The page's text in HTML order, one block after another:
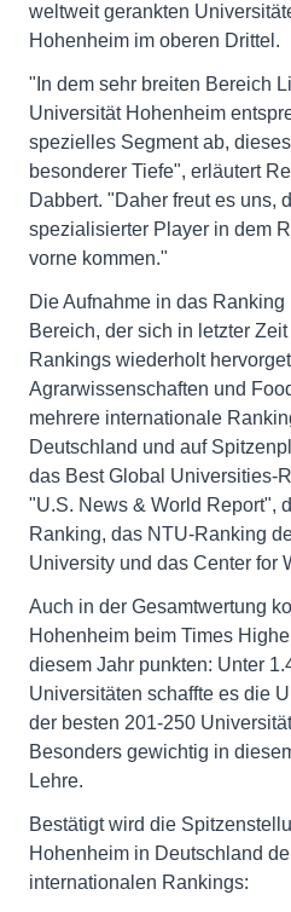
weltweit gerankten
Hohenheim im oberen Drittel.
"In dem sehr breiten Bereich
Universität Hohenheim
spezielles Segment ab,
besonderer Tiefe", erläutert
Dabbert. "Daher freut es uns,
spezialisierter Player in dem
vorne kommen."
Die Aufnahme in das
Bereich, der sich in letzter
Rankings wiederholt
Agrarwissenschaften und
mehrere internationale
Deutschland und auf
das Best Global Universities-
"U.S. News & World Report",
Ranking, das NTU-Ranking
University und das Center for
Auch in der Gesamtwertung
Hohenheim beim Times
diesem Jahr punkten: Unter
Universitäten schaffte es die
der besten 201-250
Besonders gewichtig in
Lehre.
Bestätigt wird die
Hohenheim in Deutschland
internationalen Rankings: